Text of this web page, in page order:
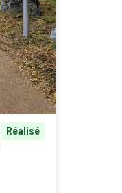
Réalisé